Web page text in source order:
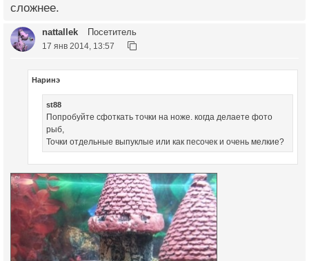
сложнее.
nattallek Посетитель
17 янв 2014, 13:57
Наринэ
st88
Попробуйте сфоткать точки на ноже. когда делаете фото
рыб,
Точки отдельные выпуклые или как песочек и очень мелкие?